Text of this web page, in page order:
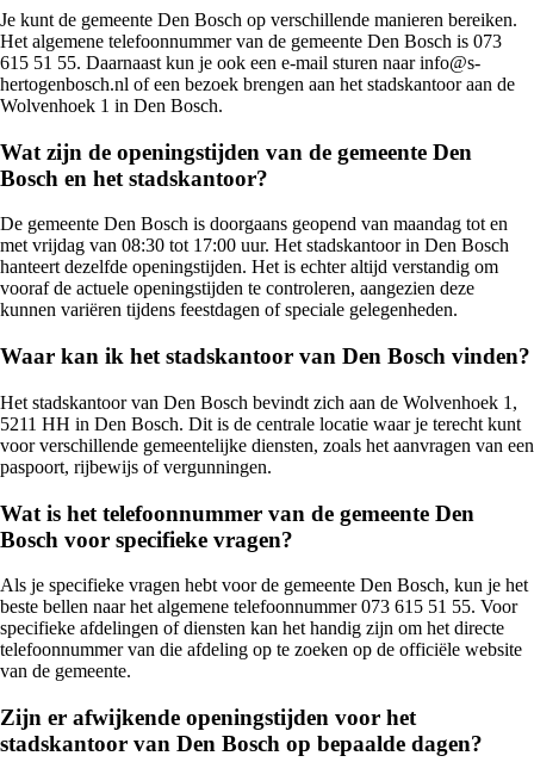
Je kunt de gemeente Den Bosch op verschillende manieren bereiken.
Het algemene telefoonnummer van de gemeente Den Bosch is 073
615 51 55. Daarnaast kun je ook een e-mail sturen naar info@s-
hertogenbosch.nl of een bezoek brengen aan het stadskantoor aan de
Wolvenhoek 1 in Den Bosch.
Wat zijn de openingstijden van de gemeente Den
Bosch en het stadskantoor?
De gemeente Den Bosch is doorgaans geopend van maandag tot en
met vrijdag van 08:30 tot 17:00 uur. Het stadskantoor in Den Bosch
hanteert dezelfde openingstijden. Het is echter altijd verstandig om
vooraf de actuele openingstijden te controleren, aangezien deze
kunnen variëren tijdens feestdagen of speciale gelegenheden.
Waar kan ik het stadskantoor van Den Bosch vinden?
Het stadskantoor van Den Bosch bevindt zich aan de Wolvenhoek 1,
5211 HH in Den Bosch. Dit is de centrale locatie waar je terecht kunt
voor verschillende gemeentelijke diensten, zoals het aanvragen van een
paspoort, rijbewijs of vergunningen.
Wat is het telefoonnummer van de gemeente Den
Bosch voor specifieke vragen?
Als je specifieke vragen hebt voor de gemeente Den Bosch, kun je het
beste bellen naar het algemene telefoonnummer 073 615 51 55. Voor
specifieke afdelingen of diensten kan het handig zijn om het directe
telefoonnummer van die afdeling op te zoeken op de officiële website
van de gemeente.
Zijn er afwijkende openingstijden voor het
stadskantoor van Den Bosch op bepaalde dagen?